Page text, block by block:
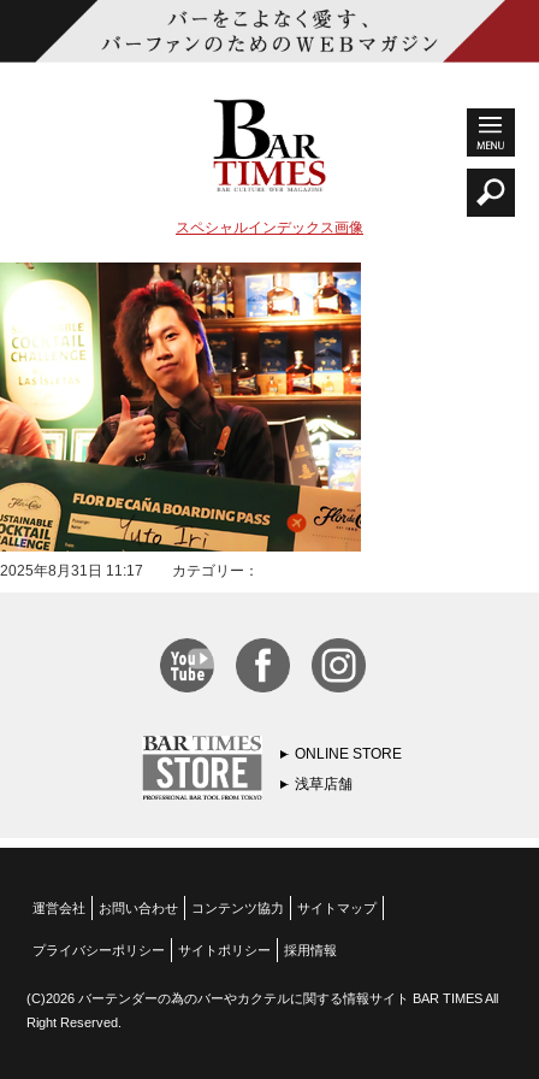
スペシャルインデックス画像
2025年8月31日 11:17 カテゴリー：
ONLINE STORE
浅草店舗
運営会社 お問い合わせ コンテンツ協力 サイトマップ
プライバシーポリシー サイトポリシー 採用情報
(C)2026 バーテンダーの為のバーやカクテルに関する情報サイト BAR TIMES All
Right Reserved.